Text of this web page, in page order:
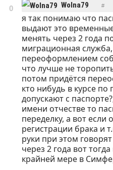
0 Wolna79 #
я так понимаю что
выдают это
менять через 2 года
миграционная
переоформлением
что лучше не
потом придётся
кто нибудь в курсе
допускают с
имени отчестве то
переделку, а вот
регистрации брака и
руки при этом
через 2 года вот
крайней мере в